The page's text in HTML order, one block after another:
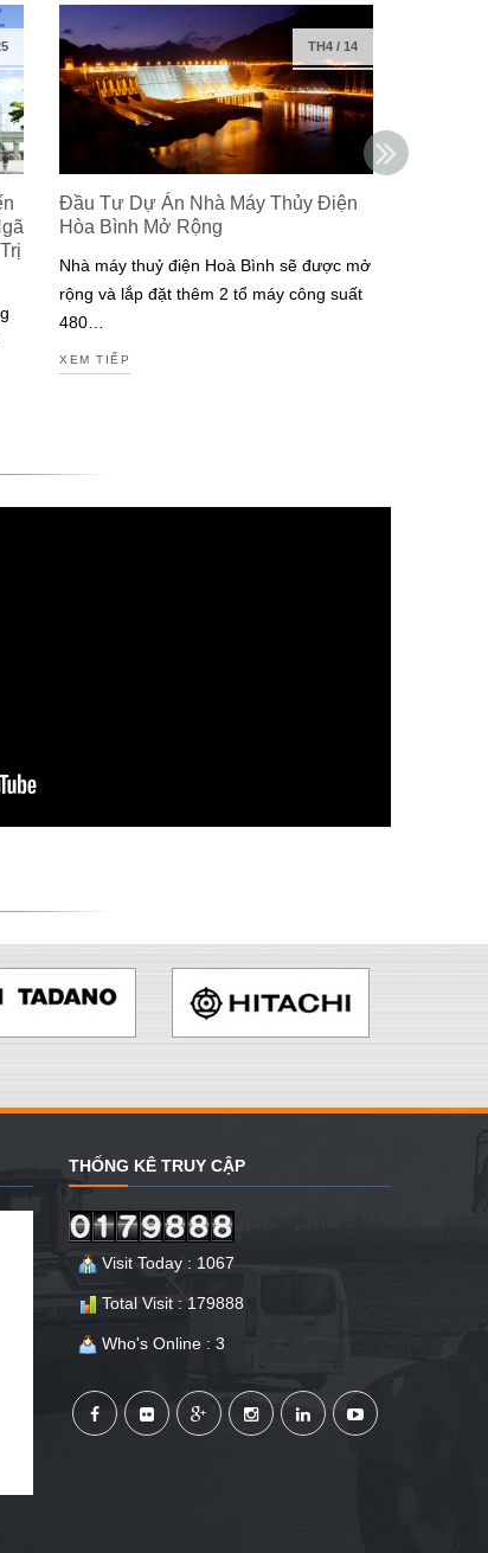
TH4 / 14
Đầu Tư Dự Án Nhà Máy Thủy Điện
Hòa Bình Mở Rộng
Nhà máy thuỷ điện Hoà Bình sẽ được mở
rộng và lắp đặt thêm 2 tổ máy công suất
480…
XEM TIẾP
THỐNG KÊ TRUY CẬP
Visit Today : 1067
Total Visit : 179888
Who's Online : 3